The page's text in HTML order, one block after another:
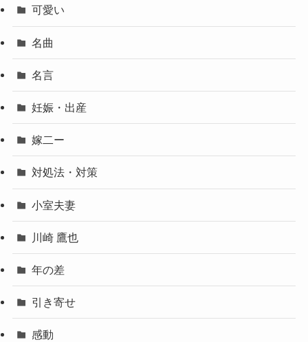
可愛い
名曲
名言
妊娠・出産
嫁二ー
対処法・対策
小室夫妻
川崎 鷹也
年の差
引き寄せ
感動